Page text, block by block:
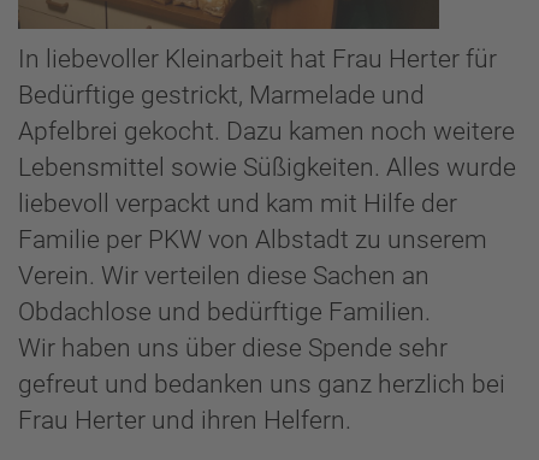
In liebevoller Kleinarbeit hat Frau Herter für
Bedürftige gestrickt, Marmelade und
Apfelbrei gekocht. Dazu kamen noch weitere
Lebensmittel sowie Süßigkeiten. Alles wurde
liebevoll verpackt und kam mit Hilfe der
Familie per PKW von Albstadt zu unserem
Verein. Wir verteilen diese Sachen an
Obdachlose und bedürftige Familien.
Wir haben uns über diese Spende sehr
gefreut und bedanken uns ganz herzlich bei
Frau Herter und ihren Helfern.